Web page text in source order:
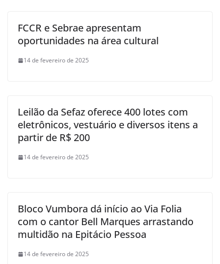
FCCR e Sebrae apresentam
oportunidades na área cultural
14 de fevereiro de 2025
Leilão da Sefaz oferece 400 lotes com
eletrônicos, vestuário e diversos itens a
partir de R$ 200
14 de fevereiro de 2025
Bloco Vumbora dá início ao Via Folia
com o cantor Bell Marques arrastando
multidão na Epitácio Pessoa
14 de fevereiro de 2025